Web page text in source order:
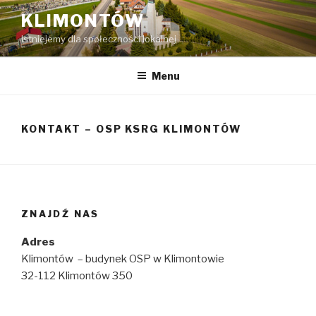
Przeskocz
do
treści
KLIMONTÓW
Istniejemy dla społeczności lokalnej
Menu
KONTAKT – OSP KSRG KLIMONTÓW
ZNAJDŹ NAS
Adres
Klimontów – budynek OSP w Klimontowie
32-112 Klimontów 350